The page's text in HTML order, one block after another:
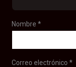
Nombre*
Correo electrónico*